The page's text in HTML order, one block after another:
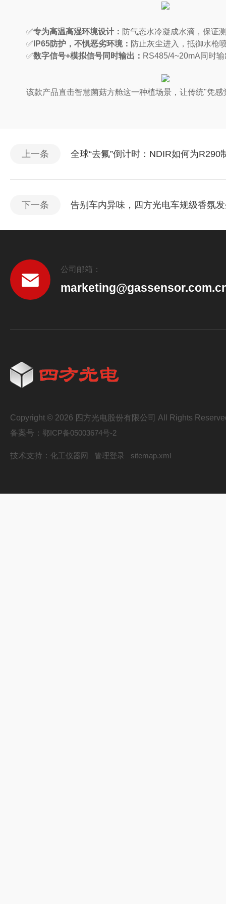
✅专为高温高湿环境设计 ： 防气态水冷凝成水滴，保证
✅ IP65防护，不惧恶劣环境： 防止灰尘进入，抵御水枪
✅数字信号+模拟信号同时输出 ： RS485/4~20mA同时
该款产品直击智慧菌菇方舱这一种植场景，让传统"凭感
上一条 全球“去氟”倒计时：NDIR如何为
下一条 告别车内异味，四方光电车规级香氛
公司邮箱：
Copyright © 2026 四方光电股份有限公司 All Rights
备案号： 鄂ICP备05003674号-2
技术支持： 化工仪器网 管理登录 sitemap.xml